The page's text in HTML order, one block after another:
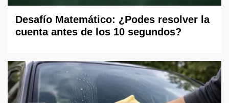
Desafío Matemático: ¿Podes resolver la
cuenta antes de los 10 segundos?